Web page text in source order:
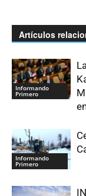
Artículos
Informando
Primero
Informando
Primero